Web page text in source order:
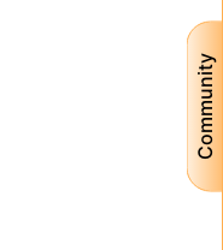
Community